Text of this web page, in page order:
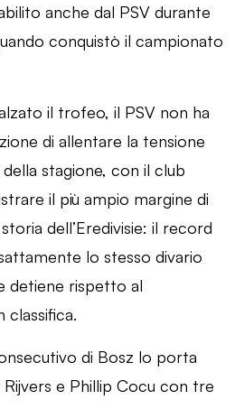
anche dal PSV durante
conquistò il campionato
il trofeo, il PSV non ha
di allentare la tensione
stagione, con il club
il più ampio margine di
dell’Eredivisie: il record
lo stesso divario
detiene rispetto al
classifica.
di Bosz lo porta
Rijvers e Phillip Cocu con tre